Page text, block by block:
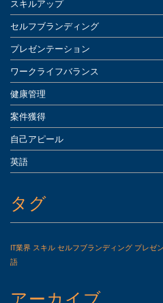
スキルアップ
セルフブランディング
プレゼンテーション
ワークライフバランス
健康管理
案件獲得
自己アピール
英語
タグ
IT業界 スキル セルフブランディング プレゼ
語
アーカイブ